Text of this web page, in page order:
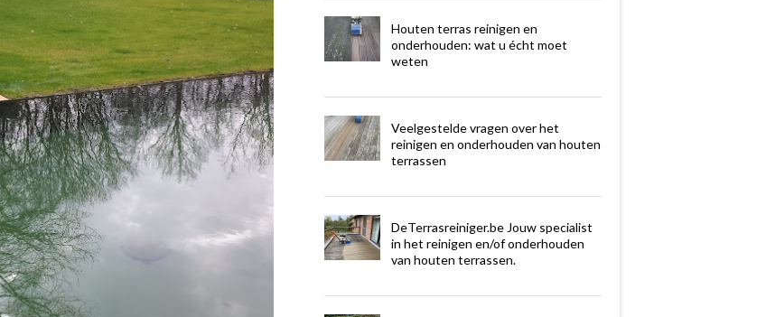
Houten terras reinigen en
onderhouden: wat u écht moet
weten
Veelgestelde vragen over het
reinigen en onderhouden van houten
terrassen
DeTerrasreiniger.be Jouw specialist
in het reinigen en/of onderhouden
van houten terrassen.